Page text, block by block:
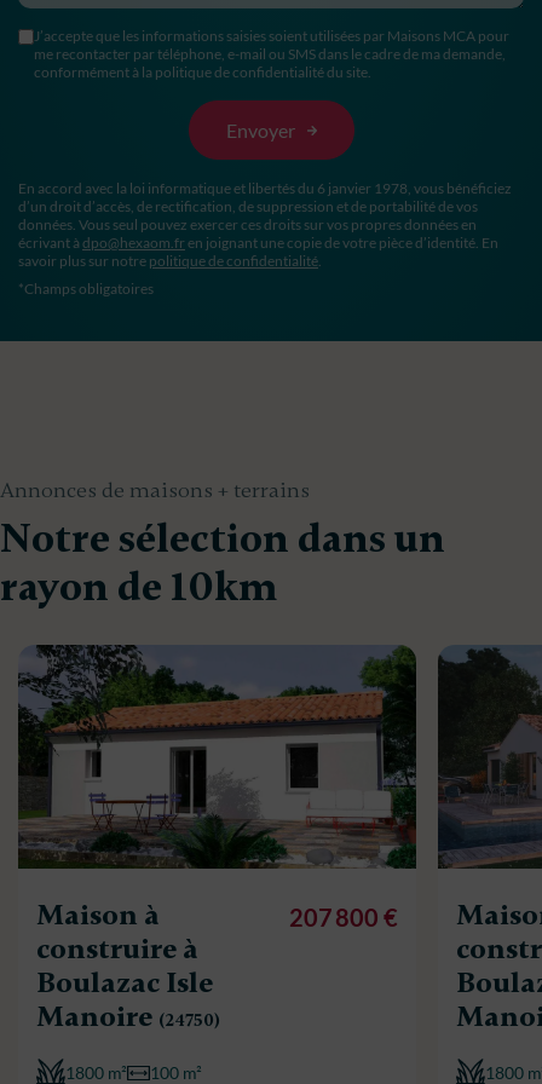
J’accepte que les informations saisies soient utilisées par Maisons MCA pour
me recontacter par téléphone, e-mail ou SMS dans le cadre de ma demande,
conformément à la politique de confidentialité du site.
En accord avec la loi informatique et libertés du 6 janvier 1978, vous bénéficiez
d’un droit d’accès, de rectification, de suppression et de portabilité de vos
données. Vous seul pouvez exercer ces droits sur vos propres données en
écrivant à dpo@hexaom.fr en joignant une copie de votre pièce d’identité. En
savoir plus sur notre politique de confidentialité.
*Champs obligatoires
Annonces de maisons + terrains
Notre sélection dans un
rayon de 10km
Maison à
construire à
Boulazac Isle
Manoire (24750)
1800 m²
100 m²
207 800 €
1800